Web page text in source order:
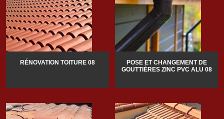
RÉNOVATION TOITURE 08
POSE ET CHANGEMENT DE
GOUTTIÈRES ZINC PVC ALU 08